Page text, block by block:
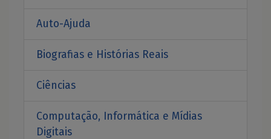
Auto-Ajuda
Biografias e Histórias Reais
Ciências
Computação, Informática e Mídias
Digitais